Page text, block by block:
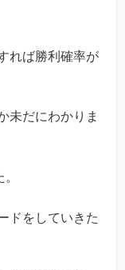
れば勝利確率が
未だにわかりま
ドをしていきた